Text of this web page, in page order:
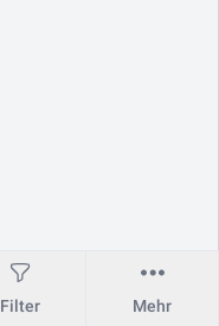
Filter Mehr